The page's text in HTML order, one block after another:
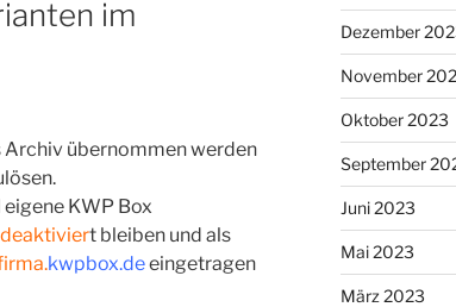
im
übernommen werden
KWP Box
deaktiviert bleiben und als
kwpbox.deeingetragen
Dezember
November
Oktober 2023
September
Juni 2023
Mai 2023
März 2023